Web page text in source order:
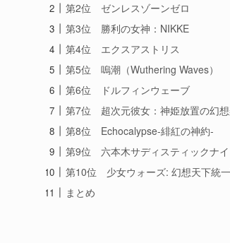
第2位 ゼンレスゾーンゼロ
第3位 勝利の女神：NIKKE
第4位 エクスアストリス
第5位 嗚潮（Wuthering Waves）
第6位 ドルフィンウェーブ
第7位 超次元彼女：神姫放置の幻
第8位 Echocalypse-緋紅の神約-
第9位 六本木サディスティックナイ
第10位 少女ウォーズ: 幻想天下統
まとめ